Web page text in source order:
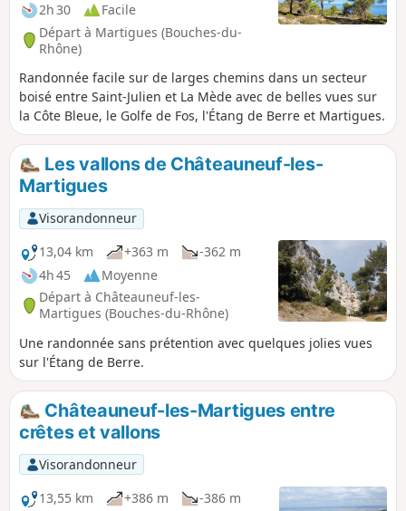
2h 30
Facile
Départ à Martigues (Bouches-du-
Rhône)
Randonnée facile sur de larges chemins dans un secteur
boisé entre Saint-Julien et La Mède avec de belles vues sur
la Côte Bleue, le Golfe de Fos, l'Étang de Berre et Martigues.
Les vallons de Châteauneuf-les-
Martigues
Visorandonneur
13,04 km
+363 m
-362 m
4h 45
Moyenne
Départ à Châteauneuf-les-
Martigues (Bouches-du-Rhône)
Une randonnée sans prétention avec quelques jolies vues
sur l'Étang de Berre.
Châteauneuf-les-Martigues entre
crêtes et vallons
Visorandonneur
13,55 km
+386 m
-386 m